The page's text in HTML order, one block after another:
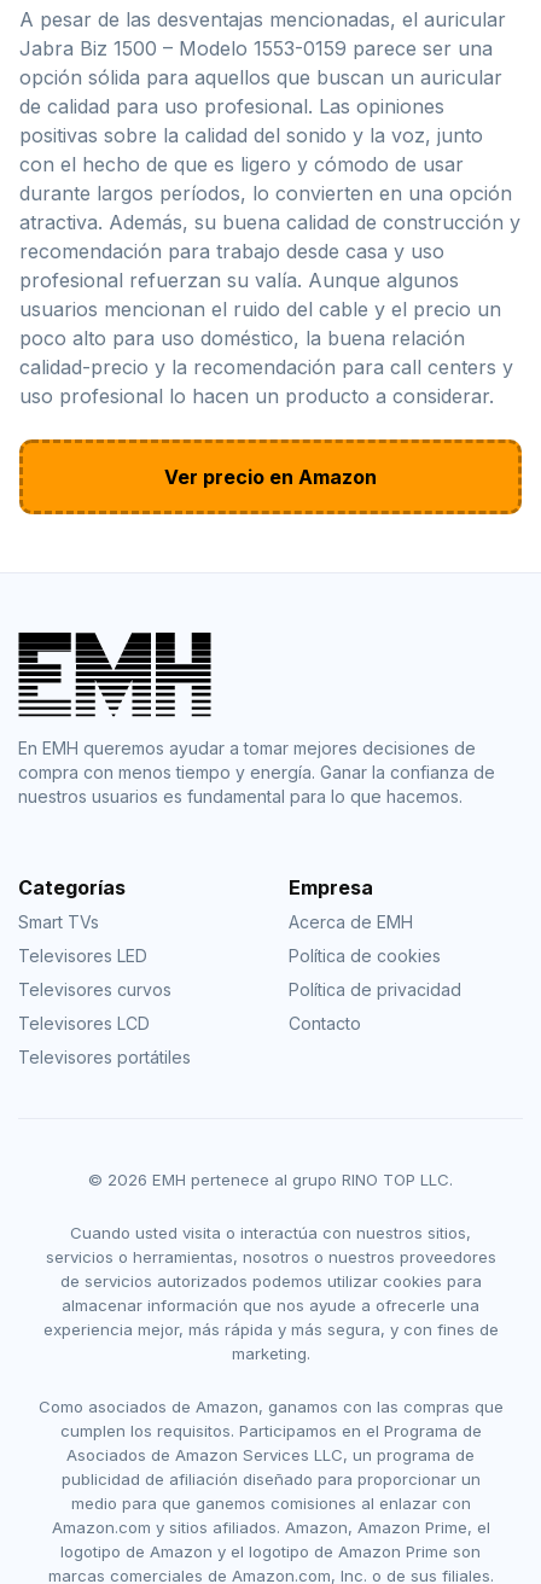
A pesar de las desventajas mencionadas, el auricular
Jabra Biz 1500 – Modelo 1553-0159 parece ser una
opción sólida para aquellos que buscan un auricular
de calidad para uso profesional. Las opiniones
positivas sobre la calidad del sonido y la voz, junto
con el hecho de que es ligero y cómodo de usar
durante largos períodos, lo convierten en una opción
atractiva. Además, su buena calidad de construcción y
recomendación para trabajo desde casa y uso
profesional refuerzan su valía. Aunque algunos
usuarios mencionan el ruido del cable y el precio un
poco alto para uso doméstico, la buena relación
calidad-precio y la recomendación para call centers y
uso profesional lo hacen un producto a considerar.
Ver precio en Amazon
En EMH queremos ayudar a tomar mejores decisiones de
compra con menos tiempo y energía. Ganar la confianza de
nuestros usuarios es fundamental para lo que hacemos.
Categorías
Smart TVs
Televisores LED
Televisores curvos
Televisores LCD
Televisores portátiles
Empresa
Acerca de EMH
Política de cookies
Política de privacidad
Contacto
© 2026 EMH pertenece al grupo RINO TOP LLC.
Cuando usted visita o interactúa con nuestros sitios,
servicios o herramientas, nosotros o nuestros proveedores
de servicios autorizados podemos utilizar cookies para
almacenar información que nos ayude a ofrecerle una
experiencia mejor, más rápida y más segura, y con fines de
marketing.
Como asociados de Amazon, ganamos con las compras que
cumplen los requisitos. Participamos en el Programa de
Asociados de Amazon Services LLC, un programa de
publicidad de afiliación diseñado para proporcionar un
medio para que ganemos comisiones al enlazar con
Amazon.com y sitios afiliados. Amazon, Amazon Prime, el
logotipo de Amazon y el logotipo de Amazon Prime son
marcas comerciales de Amazon.com, Inc. o de sus filiales.